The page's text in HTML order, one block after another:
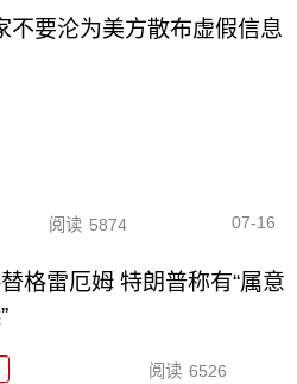
不要沦为美方散布虚假信息
阅读 5874 07-16
格雷厄姆 特朗普称有“属意
阅读 6526